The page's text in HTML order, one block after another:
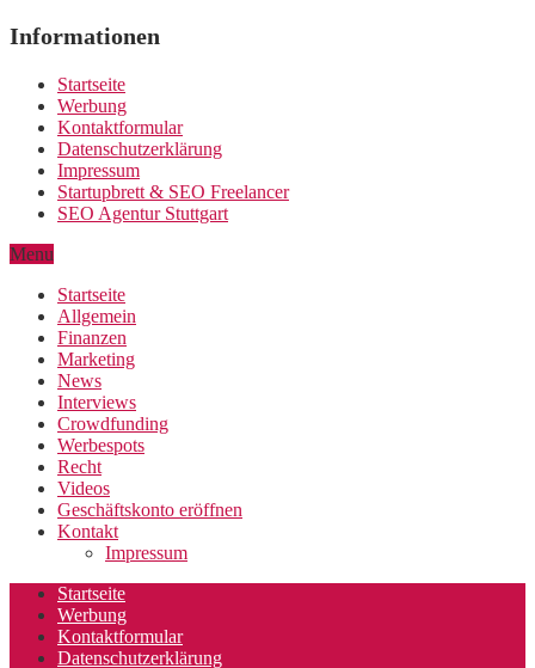
Informationen
Startseite
Werbung
Kontaktformular
Datenschutzerklärung
Impressum
Startupbrett & SEO Freelancer
SEO Agentur Stuttgart
Menu
Startseite
Allgemein
Finanzen
Marketing
News
Interviews
Crowdfunding
Werbespots
Recht
Videos
Geschäftskonto eröffnen
Kontakt
Impressum
Startseite
Werbung
Kontaktformular
Datenschutzerklärung